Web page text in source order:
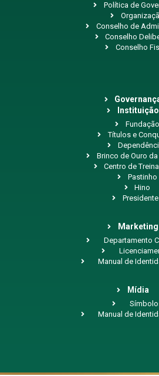
Política de
Conselho de
Conselho
Conselho
Instituição
Fundação
Títulos e
Brinco de Ouro
Centro de
Pastinho
Hino
Marketing
Departamento
Manual de
Mídia
Manual de